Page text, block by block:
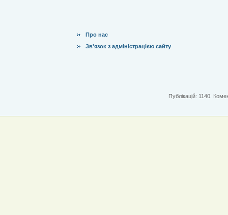
Про нас
Зв'язок з адміністрацією сайту
Публікацій: 1140.